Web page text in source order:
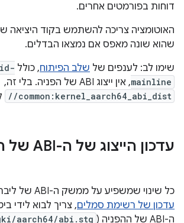
דוחות בפורמטים אחרים.
שהוא שונה מאפס אם נמצאו הבדלים.
שימו לב: לענפים של שלב הפיתוח, כולל
mainline, אין ייצוג ABI של הפניה. בלי זה,
//common:kernel_aarch64_abi_dist
עדכון הייצוג של ה-ABI של ההפניה
כל שינוי שמשפיע על ממשק ה-ABI של ליבת המערכת, כמו
עדכון של רשימת סמלים, צריך לבוא לידי
ה-ABI של ההפניה (
gki/aarch64/abi.stg